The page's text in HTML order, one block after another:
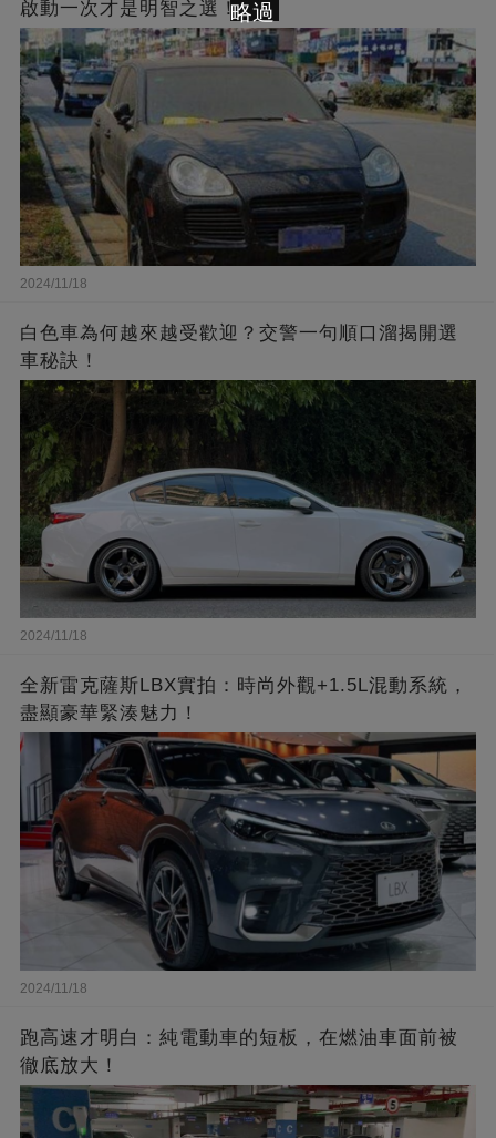
啟動一次才是明智之選！」
2024/11/18
白色車為何越來越受歡迎？交警一句順口溜揭開選
車秘訣！
2024/11/18
全新雷克薩斯LBX實拍：時尚外觀+1.5L混動系統，
盡顯豪華緊湊魅力！
2024/11/18
跑高速才明白：純電動車的短板，在燃油車面前被
徹底放大！
略過